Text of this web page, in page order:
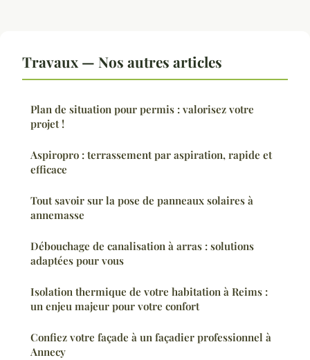
Travaux — Nos autres articles
Plan de situation pour permis : valorisez votre
projet !
Aspiropro : terrassement par aspiration, rapide et
efficace
Tout savoir sur la pose de panneaux solaires à
annemasse
Débouchage de canalisation à arras : solutions
adaptées pour vous
Isolation thermique de votre habitation à Reims :
un enjeu majeur pour votre confort
Confiez votre façade à un façadier professionnel à
Annecy